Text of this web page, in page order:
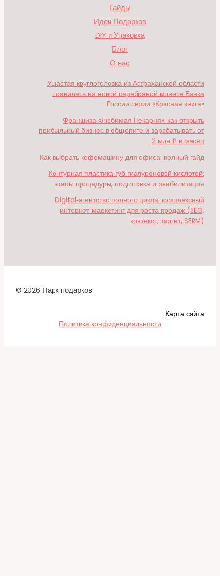
Гайды
Идеи Подарков
DIY и Упаковка
Блог
О нас
Ушастая круглоголовка из Астраханской области
появилась на новой серебряной монете Банка
России серии «Красная книга»
Франшиза «Любимая Пекарня»: как открыть
прибыльный бизнес в общепите и зарабатывать от
2 млн ₽ в месяц
Как выбрать кофемашину для офиса: полный гайд
Контурная пластика губ гиалуроновой кислотой:
этапы процедуры, подготовка и реабилитация
Digital‑агентство полного цикла: комплексный
интернет‑маркетинг для роста продаж (SEO,
контекст, таргет, SERM)
© 2026 Парк подарков
Карта сайта
Политика конфиденциальности